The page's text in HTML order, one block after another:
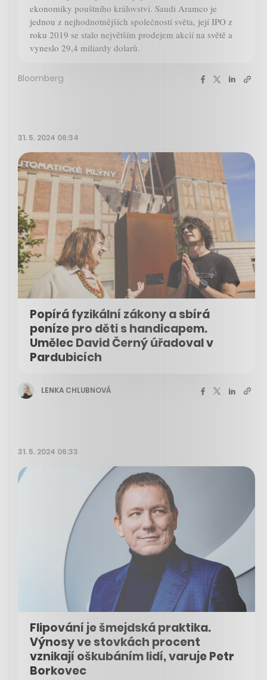
ekonomiky pouštního království. Saudi Aramco je
jednou z nejhodnotnějších společností světa, její IPO z
roku 2019 se stalo největším prodejem akcií na světě a
vyneslo 29,4 miliardy dolarů.
Bloomberg
31. 5. 2024 06:34
Popírá fyzikální zákony a sbírá
peníze pro děti s handicapem.
Umělec David Černý úřadoval v
Pardubicích
LENKA CHLUBNOVÁ
31. 5. 2024 06:33
Flipování je šmejdská praktika.
Výnosy ve stovkách procent
vznikají oškubáním lidí, varuje Petr
Borkovec